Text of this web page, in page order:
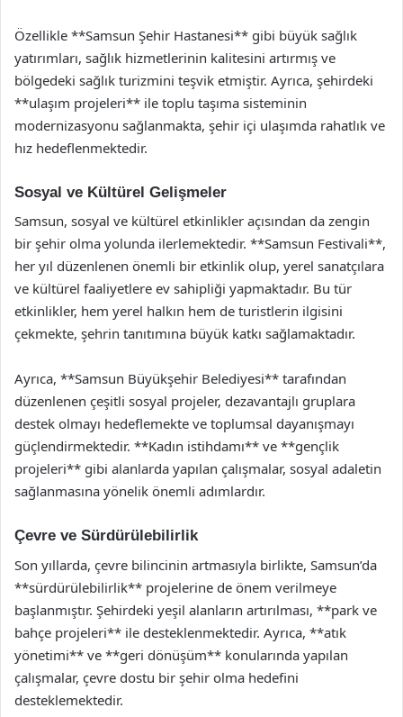
Özellikle **Samsun Şehir Hastanesi** gibi büyük sağlık
yatırımları, sağlık hizmetlerinin kalitesini artırmış ve
bölgedeki sağlık turizmini teşvik etmiştir. Ayrıca, şehirdeki
**ulaşım projeleri** ile toplu taşıma sisteminin
modernizasyonu sağlanmakta, şehir içi ulaşımda rahatlık ve
hız hedeflenmektedir.
Sosyal ve Kültürel Gelişmeler
Samsun, sosyal ve kültürel etkinlikler açısından da zengin
bir şehir olma yolunda ilerlemektedir. **Samsun Festivali**,
her yıl düzenlenen önemli bir etkinlik olup, yerel sanatçılara
ve kültürel faaliyetlere ev sahipliği yapmaktadır. Bu tür
etkinlikler, hem yerel halkın hem de turistlerin ilgisini
çekmekte, şehrin tanıtımına büyük katkı sağlamaktadır.
Ayrıca, **Samsun Büyükşehir Belediyesi** tarafından
düzenlenen çeşitli sosyal projeler, dezavantajlı gruplara
destek olmayı hedeflemekte ve toplumsal dayanışmayı
güçlendirmektedir. **Kadın istihdamı** ve **gençlik
projeleri** gibi alanlarda yapılan çalışmalar, sosyal adaletin
sağlanmasına yönelik önemli adımlardır.
Çevre ve Sürdürülebilirlik
Son yıllarda, çevre bilincinin artmasıyla birlikte, Samsun’da
**sürdürülebilirlik** projelerine de önem verilmeye
başlanmıştır. Şehirdeki yeşil alanların artırılması, **park ve
bahçe projeleri** ile desteklenmektedir. Ayrıca, **atık
yönetimi** ve **geri dönüşüm** konularında yapılan
çalışmalar, çevre dostu bir şehir olma hedefini
desteklemektedir.